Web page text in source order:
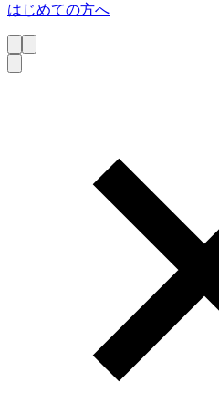
はじめての方へ